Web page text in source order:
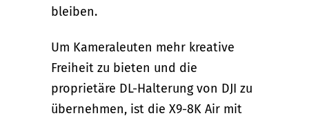
bleiben.
Um Kameraleuten mehr kreative
Freiheit zu bieten und die
proprietäre DL-Halterung von DJI zu
übernehmen, ist die X9-8K Air mit